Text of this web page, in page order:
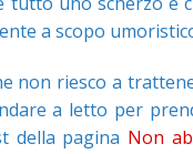
a scopo
non riesco a
a letto per
della pagina Non